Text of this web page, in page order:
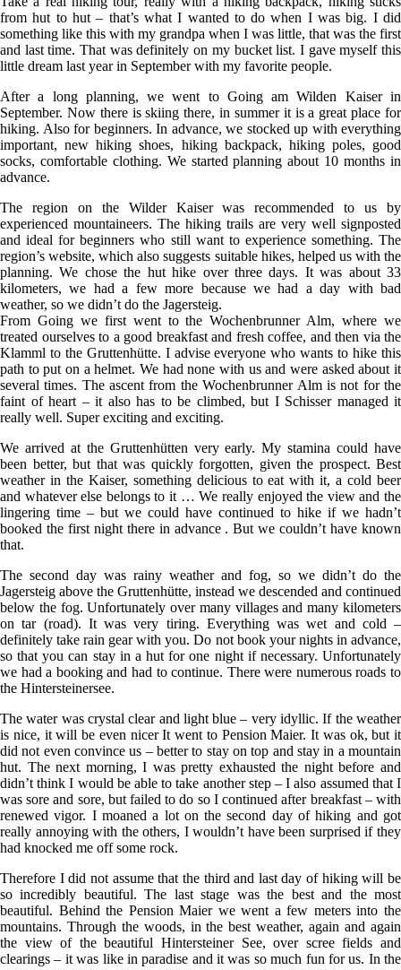
from hut to hut – that’s what I wanted to do when I was big. I did
something like this with my grandpa when I was little, that was the first
and last time. That was definitely on my bucket list. I gave myself this
little dream last year in September with my favorite people.
After a long planning, we went to Going am Wilden Kaiser in
September. Now there is skiing there, in summer it is a great place for
hiking. Also for beginners. In advance, we stocked up with everything
important, new hiking shoes, hiking backpack, hiking poles, good
socks, comfortable clothing. We started planning about 10 months in
advance.
The region on the Wilder Kaiser was recommended to us by
experienced mountaineers. The hiking trails are very well signposted
and ideal for beginners who still want to experience something. The
region’s website, which also suggests suitable hikes, helped us with the
planning. We chose the hut hike over three days. It was about 33
kilometers, we had a few more because we had a day with bad
weather, so we didn’t do the Jagersteig.
From Going we first went to the Wochenbrunner Alm, where we
treated ourselves to a good breakfast and fresh coffee, and then via the
Klamml to the Gruttenhütte. I advise everyone who wants to hike this
path to put on a helmet. We had none with us and were asked about it
several times. The ascent from the Wochenbrunner Alm is not for the
faint of heart – it also has to be climbed, but I Schisser managed it
really well. Super exciting and exciting.
We arrived at the Gruttenhütten very early. My stamina could have
been better, but that was quickly forgotten, given the prospect. Best
weather in the Kaiser, something delicious to eat with it, a cold beer
and whatever else belongs to it … We really enjoyed the view and the
lingering time – but we could have continued to hike if we hadn’t
booked the first night there in advance . But we couldn’t have known
that.
The second day was rainy weather and fog, so we didn’t do the
Jagersteig above the Gruttenhütte, instead we descended and continued
below the fog. Unfortunately over many villages and many kilometers
on tar (road). It was very tiring. Everything was wet and cold –
definitely take rain gear with you. Do not book your nights in advance,
so that you can stay in a hut for one night if necessary. Unfortunately
we had a booking and had to continue. There were numerous roads to
the Hintersteinersee.
The water was crystal clear and light blue – very idyllic. If the weather
is nice, it will be even nicer It went to Pension Maier. It was ok, but it
did not even convince us – better to stay on top and stay in a mountain
hut. The next morning, I was pretty exhausted the night before and
didn’t think I would be able to take another step – I also assumed that I
was sore and sore, but failed to do so I continued after breakfast – with
renewed vigor. I moaned a lot on the second day of hiking and got
really annoying with the others, I wouldn’t have been surprised if they
had knocked me off some rock.
Therefore I did not assume that the third and last day of hiking will be
so incredibly beautiful. The last stage was the best and the most
beautiful. Behind the Pension Maier we went a few meters into the
mountains. Through the woods, in the best weather, again and again
the view of the beautiful Hintersteiner See, over scree fields and
clearings – it was like in paradise and it was so much fun for us. In the